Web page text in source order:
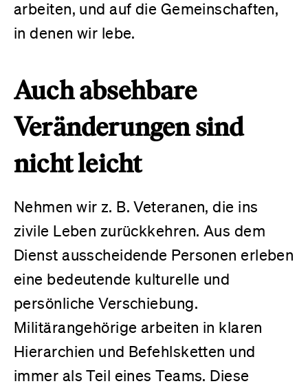
arbeiten, und auf die Gemeinschaften,
in denen wir lebe.
Auch absehbare
Veränderungen sind
nicht leicht
Nehmen wir z. B. Veteranen, die ins
zivile Leben zurückkehren. Aus dem
Dienst ausscheidende Personen erleben
eine bedeutende kulturelle und
persönliche Verschiebung.
Militärangehörige arbeiten in klaren
Hierarchien und Befehlsketten und
immer als Teil eines Teams. Diese